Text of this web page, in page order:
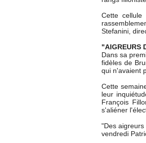
Cette
Stefanini,
"AIGREURS
Dans sa
fidèles de
qui n'avaient
Cette
leur
François
s'aliéner
"Des
vendredi